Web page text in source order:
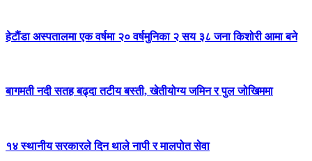
हेटौंडा अस्पतालमा एक वर्षमा २० वर्षमुनिका २ सय ३८ जना किशोरी आमा बने
बागमती नदी सतह बढ्दा तटीय बस्ती, खेतीयोग्य जमिन र पुल जोखिममा
१४ स्थानीय सरकारले दिन थाले नापी र मालपोत सेवा